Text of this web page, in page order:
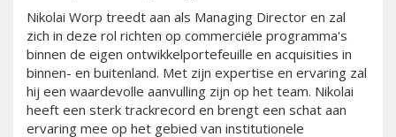
Nikolai Worp treedt aan als Managing Director en zal
zich in deze rol richten op commerciële programma's
binnen de eigen ontwikkelportefeuille en acquisities in
binnen- en buitenland. Met zijn expertise en ervaring zal
hij een waardevolle aanvulling zijn op het team. Nikolai
heeft een sterk trackrecord en brengt een schat aan
ervaring mee op het gebied van institutionele